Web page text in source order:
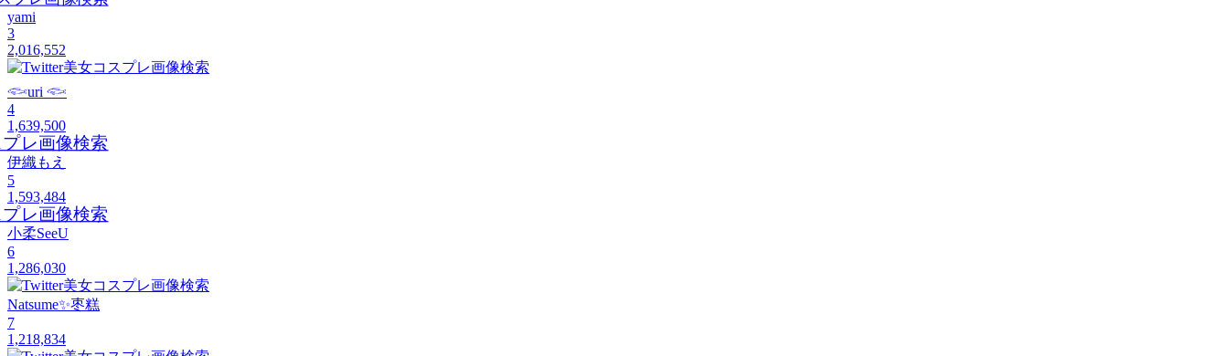
yami
3
2,016,552
𓆟uri 𓆟
4
1,639,500
伊織もえ
5
1,593,484
小柔SeeU
6
1,286,030
Natsume✨枣糕
7
1,218,834